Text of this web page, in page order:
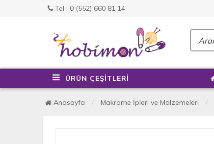
Tel : 0 (552) 660 81 14
ÜRÜN ÇEŞİTLERİ
Anasayfa Makrome İpleri ve Malzemeleri